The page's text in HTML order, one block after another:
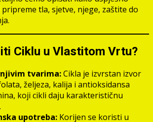
tla, sjetve, njege, zaštite do
Ciklu u Vlastitom Vrtu?
tvarima:Cikla je izvrstan izvor
željeza, kalija i antioksidansa
koji cikli daju karakterističnu
upotreba: Korijen se koristi u